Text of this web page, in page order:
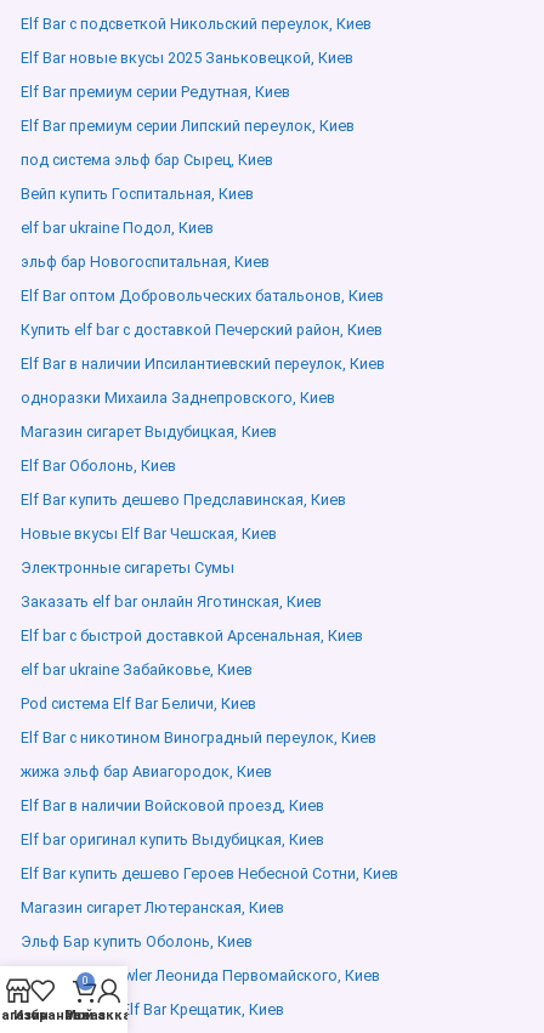
Elf Bar с подсветкой Никольский переулок, Киев
Elf Bar новые вкусы 2025 Заньковецкой, Киев
Elf Bar премиум серии Редутная, Киев
Elf Bar премиум серии Липский переулок, Киев
под система эльф бар Сырец, Киев
Вейп купить Госпитальная, Киев
elf bar ukraine Подол, Киев
эльф бар Новогоспитальная, Киев
Elf Bar оптом Добровольческих батальонов, Киев
Купить elf bar с доставкой Печерский район, Киев
Elf Bar в наличии Ипсилантиевский переулок, Киев
одноразки Михаила Заднепровского, Киев
Магазин сигарет Выдубицкая, Киев
Elf Bar Оболонь, Киев
Elf Bar купить дешево Предславинская, Киев
Новые вкусы Elf Bar Чешская, Киев
Электронные сигареты Сумы
Заказать elf bar онлайн Яготинская, Киев
Elf bar с быстрой доставкой Арсенальная, Киев
elf bar ukraine Забайковье, Киев
Pod система Elf Bar Беличи, Киев
Elf Bar с никотином Виноградный переулок, Киев
жижа эльф бар Авиагородок, Киев
Elf Bar в наличии Войсковой проезд, Киев
Elf bar оригинал купить Выдубицкая, Киев
Elf Bar купить дешево Героев Небесной Сотни, Киев
Магазин сигарет Лютеранская, Киев
Эльф Бар купить Оболонь, Киев
wild berries crawler Леонида Первомайского, Киев
Новые вкусы Elf Bar Крещатик, Киев
Избранное
0
Заказ
Мой аккаунт